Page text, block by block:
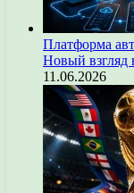
Платформа
Новый взгляд
11.06.2026